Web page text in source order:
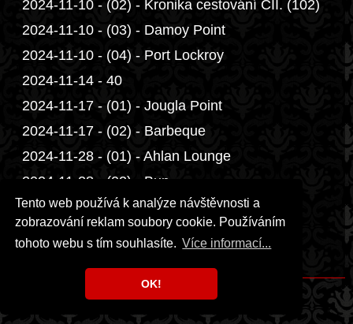
Tento web používá k analýze návštěvnosti a
zobrazování reklam soubory cookie. Používáním
tohoto webu s tím souhlasíte. Více informací...
OK!
2024-11-10 - (02) - Kronika cestování CII. (102)
2024-11-10 - (03) - Damoy Point
2024-11-10 - (04) - Port Lockroy
2024-11-14 - 40
2024-11-17 - (01) - Jougla Point
2024-11-17 - (02) - Barbeque
2024-11-28 - (01) - Ahlan Lounge
2024-11-28 - (02) - Bun
2025
2026
Copyright © 1999 - 2026 Milka